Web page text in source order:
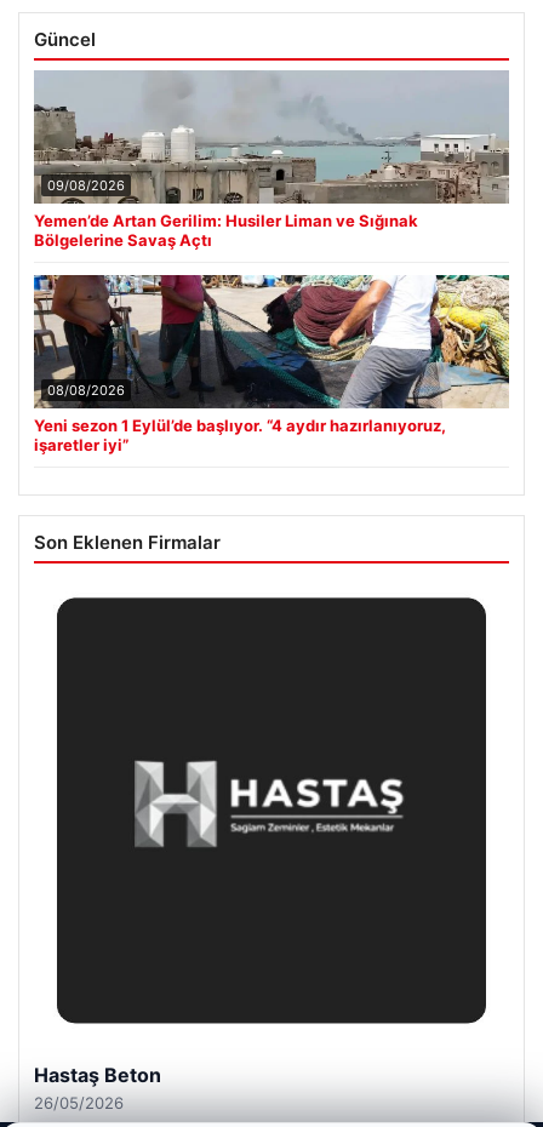
Güncel
09/08/2026
Yemen’de Artan Gerilim: Husiler Liman ve Sığınak
Bölgelerine Savaş Açtı
08/08/2026
Yeni sezon 1 Eylül’de başlıyor. “4 aydır hazırlanıyoruz,
işaretler iyi”
Son Eklenen Firmalar
Prenses Night Club
29/04/2026